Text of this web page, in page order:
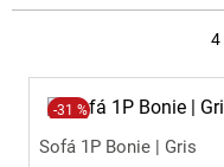
4
-31 %
Sofá 1P Bonie | Gris
zapatera
cama